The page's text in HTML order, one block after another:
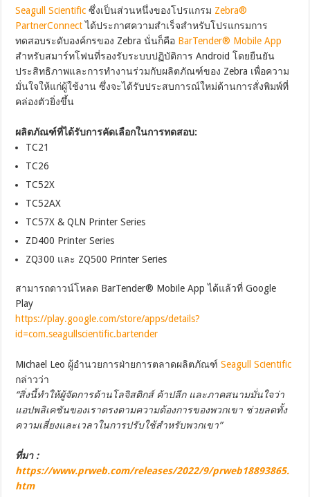
Seagull Scientific ซึ่งเป็นส่วนหนึ่งของโปรแกรม Zebra®
PartnerConnectได้ประกาศความสำเร็จสำหรับโปรแกรมการ
ทดสอบระดับองค์กรของ Zebra นั่นก็คือ BarTender® Mobile App
สำหรับสมาร์ทโฟนที่รองรับระบบปฏิบัติการ Android โดยยืนยัน
ประสิทธิภาพและการทำงานร่วมกับผลิตภัณฑ์ของ Zebra เพื่อความ
มั่นใจให้แก่ผู้ใช้งาน ซึ่งจะได้รับประสบการณ์ใหม่ด้านการสั่งพิมพ์ที่
คล่องตัวยิ่งขึ้น
ผลิตภัณฑ์ที่ได้รับการคัดเลือกในการทดสอบ:
TC21
TC26
TC52X
TC52AX
TC57X & QLN Printer Series
ZD400 Printer Series
ZQ300 และ ZQ500 Printer Series
สามารถดาวน์โหลด BarTender® Mobile App ได้แล้วที่ Google
Play
https://play.google.com/store/apps/details?
id=com.seagullscientific.bartender
Michael Leo ผู้อำนวยการฝ่ายการตลาดผลิตภัณฑ์Seagull Scientific
กล่าวว่า
“สิ่งนี้ทำให้ผู้จัดการด้านโลจิสติกส์ ค้าปลีก และภาคสนามมั่นใจว่า
แอปพลิเคชันของเราตรงตามความต้องการของพวกเขา ช่วยลดทั้ง
ความเสี่ยงและเวลาในการปรับใช้สำหรับพวกเขา”
ที่มา :
https://www.prweb.com/releases/2022/9/prweb18893865.
htm